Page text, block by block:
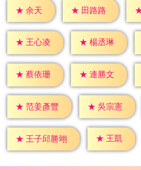
★ 余天 ★ 田路路
★ 王心凌 ★ 楊丞琳
★ 蔡依珊 ★ 連勝文
★ 范姜彥豐 ★ 吳宗憲
★ 王子邱勝翊 ★ 王凱